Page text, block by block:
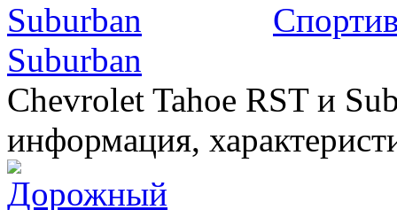
Suburban
Chevrolet Tahoe RST и
информация,